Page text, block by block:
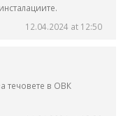
12.04.2024 at 12:50
течовете в ОВК